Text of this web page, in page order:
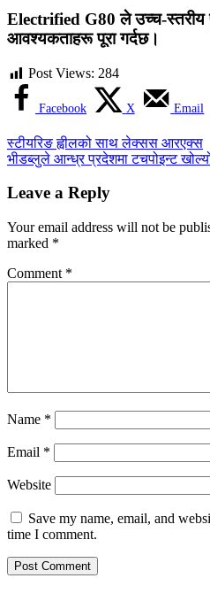
Electrified G80 ले उच्च-स्तरीय
आवश्यकताहरू पूरा गर्दछ।
Post Views: 284
Facebook X Email
Post
navigation
स्टीयरिङ ह्वीलको साथ लेक्सस आरएक्स
भीडब्लुले आन्ध्र प्रदेशमा टचपोइन्ट
Leave a Reply
Your email address will not be
marked *
Comment *
Name *
Email *
Website
Save my name, email, and
time I comment.